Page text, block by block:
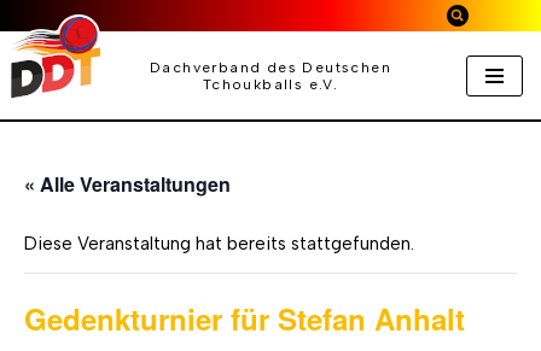
Zum
Inhalt
springen
Dachverband des Deutschen
Tchoukballs e.V.
« Alle Veranstaltungen
Diese Veranstaltung hat bereits stattgefunden.
Gedenkturnier für Stefan Anhalt